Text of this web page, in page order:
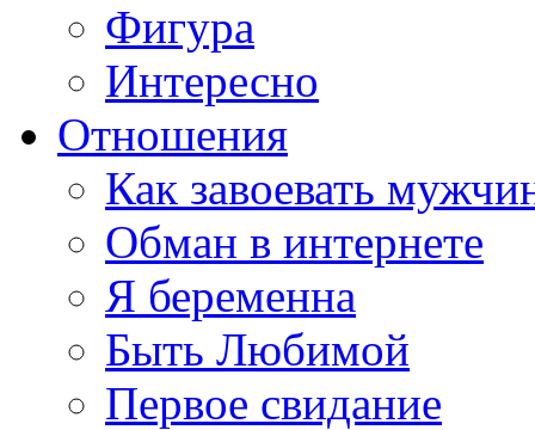
Фигура
Интересно
Отношения
Как завоевать
Обман в интернете
Я беременна
Быть Любимой
Первое свидание